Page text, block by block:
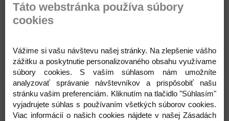
lízatko - Happy Birthday -
Narodeniny - 106 cm
5,80 €
Detail
Happy Birthday -
Detail
Skladom Skladom
Táto webstránka používa súbory
cookies
Vážime si vašu návštevu našej stránky. Na zlepšenie vášho
zážitku a poskytnutie personalizovaného obsahu využívame
súbory cookies. S vaším súhlasom nám umožníte
analyzovať správanie návštevníkov a prispôsobiť našu
stránku vašim preferenciám. Kliknutím na tlačidlo "Súhlasím"
vyjadrujete súhlas s používaním všetkých súborov cookies.
Viac informácií o našich cookies nájdete v našej Zásadách